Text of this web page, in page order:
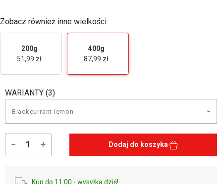
Zobacz również inne wielkości:
200g
51,99 zł
400g
87,99 zł
WARIANTY (3)
− + Dodaj do koszyka
Kup do 11:00 - wysyłka dziś!